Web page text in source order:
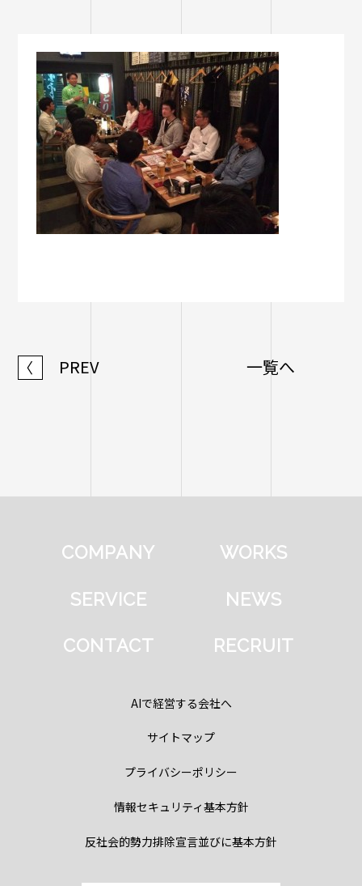
〈 PREV 一覧へ
COMPANY WORKS
SERVICE NEWS
CONTACT RECRUIT
AIで経営する会社へ
サイトマップ
プライバシーポリシー
情報セキュリティ基本方針
反社会的勢力排除宣言並びに基本方針